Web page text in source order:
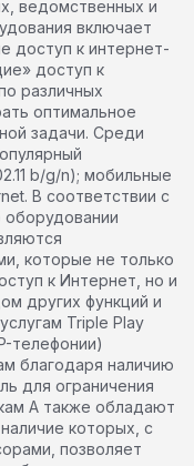
ведомственных и
включает
доступ к интернет-
доступ к
различных
оптимальное
задачи. Среди
b/g/n); мобильные
В соответствии с
которые не только
к Интернет, но и
других функций и
Triple Play
телефонии)
благодаря наличию
для ограничения
А также обладают
которых, с
позволяет